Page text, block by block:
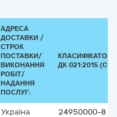
АДРЕСА
ДОСТАВКИ /
СТРОК
ПОСТАВКИ/
ВИКОНАННЯ
РОБІТ/
НАДАННЯ
ПОСЛУГ:
КЛАСИФІКАТОР
ДК 021:2015
Україна
24950000-8